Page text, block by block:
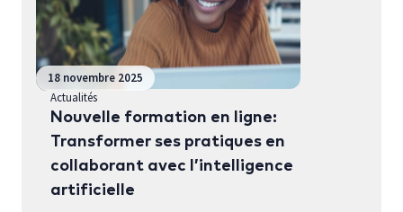
18 novembre 2025
Actualités
Nouvelle formation en ligne:
Transformer ses pratiques en
collaborant avec l’intelligence
artificielle